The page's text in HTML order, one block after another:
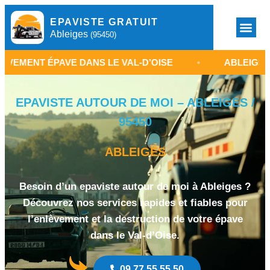
EPAVISTE GRATUIT
Ableiges (95450)
DANS LE VAL-D’OISE • ABLEIGES •
EPAVISTE AUTOUR DE MOI – ABLEIGES /
95450
ABLEIGES
Besoin d’un epaviste autour de moi à Ableiges ?
Découvrez nos services rapides et fiables pour
l’enlèvement et la destruction de votre épave
dans le Val-d’Oise.